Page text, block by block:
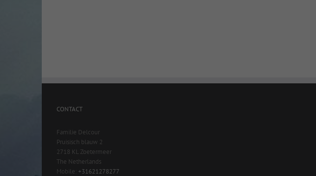
CONTACT
Familie Delcour
Pruisisch blauw 2
2718 KL Zoetermeer
The Netherlands
Mobile: +31621278277